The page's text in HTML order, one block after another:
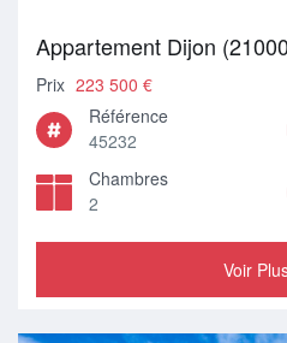
Appartement Dijon
Prix 223 500 €
Référence
45232
Chambres
2
Voir